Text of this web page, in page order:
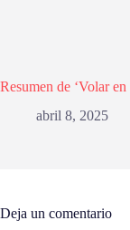
Resumen de ‘Volar
abril 8, 2025
Deja un comentario